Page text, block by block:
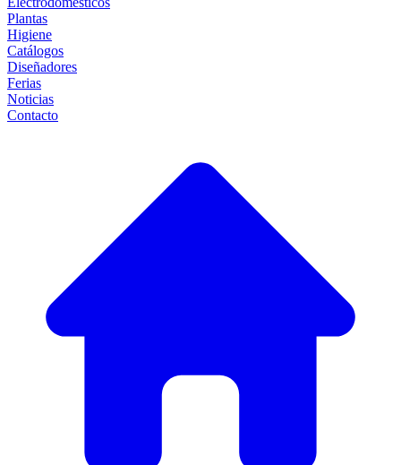
Plantas
Higiene
Catálogos
Diseñadores
Ferias
Noticias
Contacto